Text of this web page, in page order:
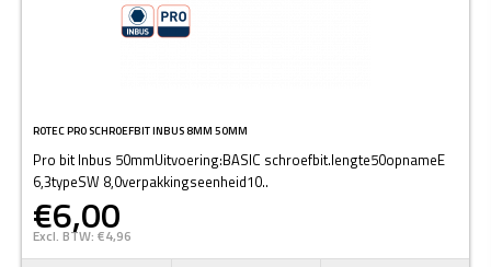
ROTEC PRO SCHROEFBIT INBUS 8MM 50MM
Pro bit Inbus 50mmUitvoering:BASIC schroefbit.lengte50opnameE
6,3typeSW 8,0verpakkingseenheid10..
€6,00
Excl. BTW: €4,96